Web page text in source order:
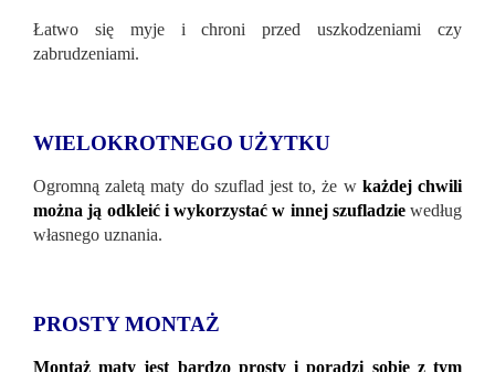
Łatwo się myje i chroni przed uszkodzeniami czy
zabrudzeniami.
WIELOKROTNEGO UŻYTKU
Ogromną zaletą maty do szuflad jest to, że w każdej chwili
można ją odkleić i wykorzystać w innej szufladziewedług
własnego uznania.
PROSTY MONTAŻ
Montaż maty jest bardzo prosty i poradzi sobie z tym